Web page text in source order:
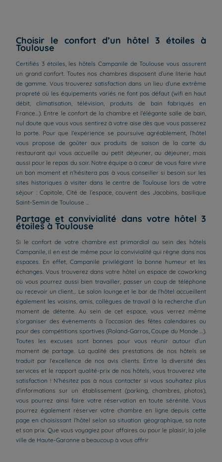
Choisir le confort d’un hôtel 3 étoiles à
Toulouse
Certifiés 3 étoiles, les hôtels Campanile de Toulouse vous assurent
un grand confort. Toutes nos chambres disposent d’une literie haut
de gamme. Vous trouverez satisfaction dans un lieu d’une extrême
propreté où les équipements variés ne font pas défaut (wifi en haut
débit, climatisation, télévision, produits de bain fabriqués en
France…). Entre le confort de la chambre et l’élégante salle de bain,
nul doute que vous vous sentirez à votre aise dès que vous passerez
la porte. Pour que l’expérience se poursuive agréablement, l’hôtel
vous propose de goûter aux produits de saison de la carte du
restaurant qui vous accueille au petit déjeuner, au déjeuner, mais
aussi pour le repas du soir. Notre équipe a à cœur de vous faire vivre
un bon moment et n’hésitera pas à vous conseiller si besoin sur les
sites historiques à visiter dans le centre de Toulouse lors de votre
séjour : Capitole, Cité de l’espace, couvent des Jacobins, basilique
Saint-Semin de Toulouse …
Partage et convivialité dans votre hôtel 3
étoiles à Toulouse
Si le confort de votre chambre est primordial au sein des hôtels
Campanile, il en est de même pour la convivialité qui règne dans nos
espaces. En effet, Campanile privilégiant la bonne humeur et les
échanges. Vous trouverez dans votre hôtel un espace de coworking
où vous pourrez aussi bien travailler, passer un coup de téléphone
ou recevoir un client… Le salon lounge et le bar de l’hôtel accueillent
également les voisins, amis, collègues de travail à la recherche d’un
moment de détente. Au sein de cet espace, vous verrez même
s’organiser des évènements à l’occasion des fêtes calendaires ou
pour des compétitions sportives (Roland-Garros, Coupe du Monde …).
Toutes les excuses sont bonnes pour vous réunir autour d’un
moment de partage. La qualité des prestations de nos hôtels se
traduit par l’excellence de nos avis clients. Entre la diversité des
services et le rapport qualité-prix de nos hôtels, vous trouverez vite
satisfaction ! N’hésitez pas à nous contacter si vous souhaitez plus
d’informations sur un établissement (parking, chambres, photos),
vous pourrez ainsi faire votre réservation en toute sérénité. Vous
pourrez également réserver votre chambre en ligne depuis cette
page en choisissant l’hôtel selon sa situation géographique, sa note
et son prix. Que vous voyagiez pour affaires ou pour le plaisir, la jolie
ville de Haute-Garonne a beaucoup à vous offrir
Hôtels à Paris